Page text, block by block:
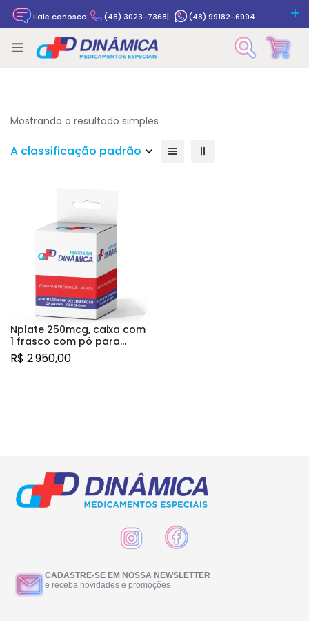
Fale conosco: (48) 3023-7368| (48) 99182-6994
Rastrear pedido
Mostrando o resultado simples
A classificação padrão
Nplate 250mcg, caixa com
1 frasco com pó para
solução de uso
subcutâneo
R$ 2.950,00
CADASTRE-SE EM NOSSA NEWSLETTER
e receba novidades e promoções